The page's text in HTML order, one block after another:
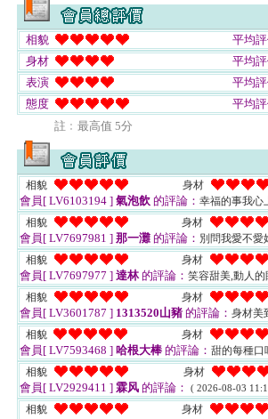
相貌
平均
身材
平均
表演
平均
態度
平均
註﹕最高值 5分
相貌 身材
會員[ LV6103194 ] 氣泡飲 的評論： 幸福的事我心
相貌 身材
會員[ LV7697981 ] 那一灘 的評論： 別問我愛不愛
相貌 身材
會員[ LV7697977 ] 達林的評論： 笑容甜美,動人
相貌 身材
會員[ LV3601787 ] 1313520山豬 的評論： 身材美
相貌 身材
會員[ LV7593468 ] 哈根大棒 的評論： 甜的每種口
相貌 身材
會員[ LV2929411 ] 霖风 的評論： ( 2026-08-03
相貌 身材